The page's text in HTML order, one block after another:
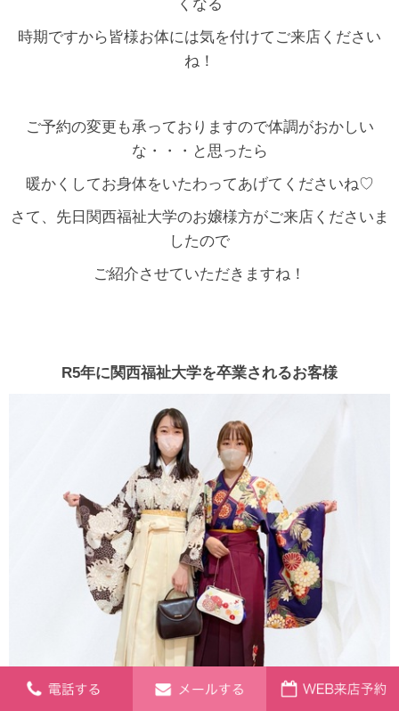
くなる
時期ですから皆様お体には気を付けてご来店ください
ね！
ご予約の変更も承っておりますので体調がおかしい
な・・・と思ったら
暖かくしてお身体をいたわってあげてくださいね♡
さて、先日関西福祉大学のお嬢様方がご来店くださいま
したので
ご紹介させていただきますね！
R5年に関西福祉大学を卒業されるお客様